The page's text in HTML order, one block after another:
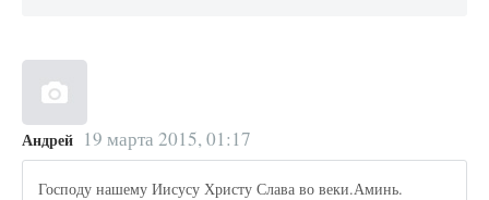
Андрей 19 марта 2015, 01:17
Господу нашему Иисусу Христу Слава во веки.Аминь.